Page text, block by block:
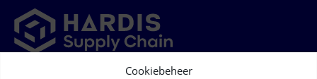
Cookiebeheer